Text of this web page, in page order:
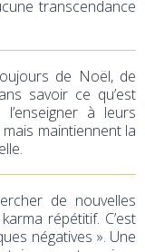
transcendance
de Noël, de
savoir ce qu’est
à leurs
maintiennent la
de nouvelles
répétitif. C’est
négatives ». Une